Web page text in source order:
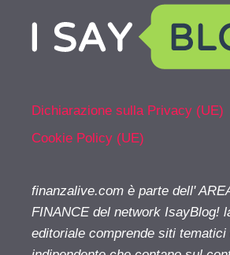
Dichiarazione sulla Privacy (UE)
Cookie Policy (UE)
finanzalive.com è parte dell'
FINANCE del network IsayBlog!
editoriale comprende siti